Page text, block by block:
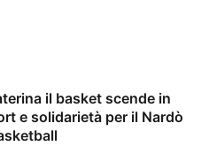
il basket scende in
e solidarietà per il Nardò